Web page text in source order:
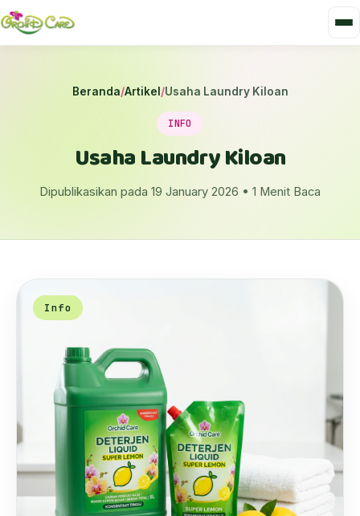
Beranda/Artikel /Usaha Laundry Kiloan
INFO
Usaha Laundry Kiloan
Dipublikasikan pada 19 January 2026 • 1 Menit Baca
Info